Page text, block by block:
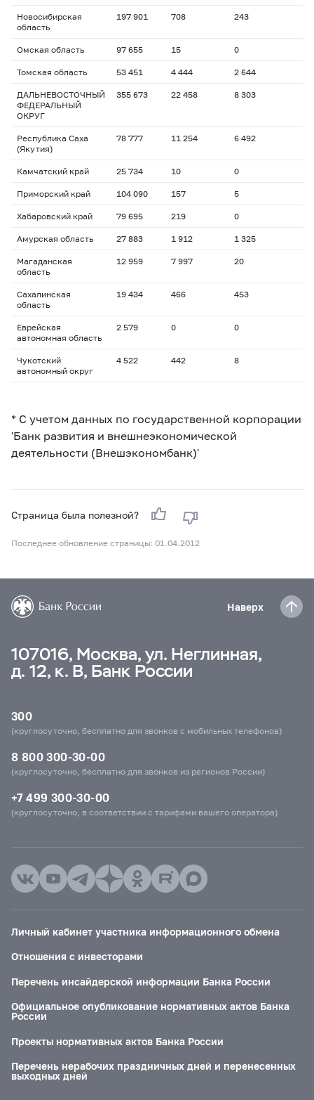
Новосибирская
область
197 901 708 243
Омская область 97 655 15 0
Томская область 53 451 4 444 2 644
ДАЛЬНЕВОСТОЧНЫЙ
ФЕДЕРАЛЬНЫЙ
ОКРУГ
355 673 22 458 8 303
Республика Саха
(Якутия)
78 777 11 254 6 492
Камчатский край 25 734 10 0
Приморский край 104 090 157 5
Хабаровский край 79 695 219 0
Амурская область 27 883 1 912 1 325
Магаданская
область
12 959 7 997 20
Сахалинская
область
19 434 466 453
Еврейская
автономная область
2 579 0 0
Чукотский
автономный округ
4 522 442 8
* С учетом данных по государственной корпорации
'Банк развития и внешнеэкономической
деятельности (Внешэкономбанк)'
Страница была полезной?
Последнее обновление страницы: 01.04.2012
Наверх
107016, Москва, ул. Неглинная,
д. 12, к. В, Банк России
300
(круглосуточно, бесплатно для звонков с мобильных телефонов)
8 800 300-30-00
(круглосуточно, бесплатно для звонков из регионов России)
+7 499 300-30-00
(круглосуточно, в соответствии с тарифами вашего оператора)
Личный кабинет участника информационного обмена
Отношения с инвесторами
Перечень инсайдерской информации Банка России
Официальное опубликование нормативных актов Банка
России
Проекты нормативных актов Банка России
Перечень нерабочих праздничных дней и перенесенных
выходных дней